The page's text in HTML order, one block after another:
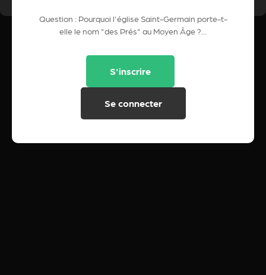
Question : Pourquoi l'église Saint-Germain porte-t-
elle le nom "des Prés" au Moyen Âge ?...
S'inscrire
Se connecter